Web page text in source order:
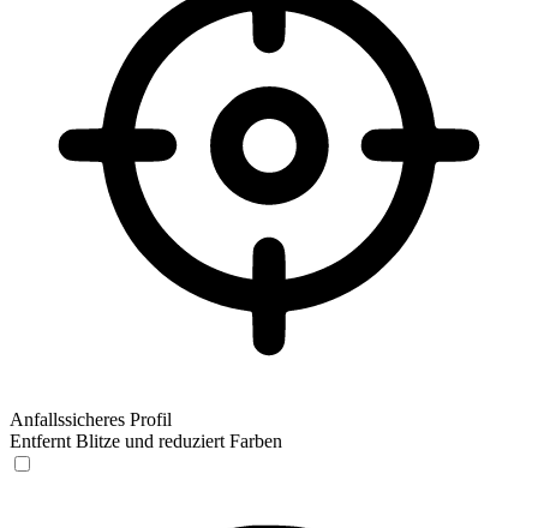
Anfallssicheres Profil
Entfernt Blitze und reduziert Farben